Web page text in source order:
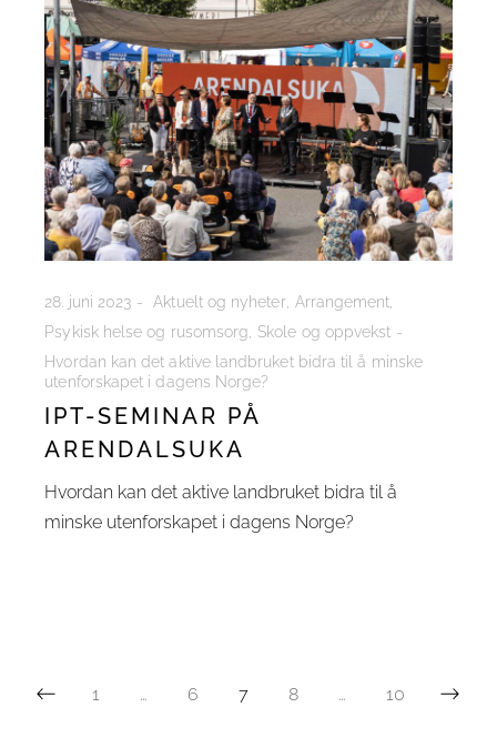
28. juni 2023 Aktuelt og nyheter Arrangement
Psykisk helse og rusomsorg Skole og oppvekst
Hvordan kan det aktive landbruket bidra til å minske
utenforskapet i dagens Norge?
IPT-SEMINAR PÅ
ARENDALSUKA
Hvordan kan det aktive landbruket bidra til å
minske utenforskapet i dagens Norge?
1 … 6 7 8 … 10